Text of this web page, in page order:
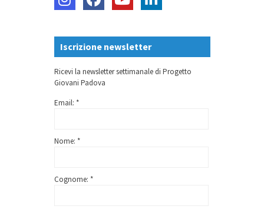
Iscrizione newsletter
Ricevi la newsletter settimanale di Progetto
Giovani Padova
Email: *
Nome: *
Cognome: *